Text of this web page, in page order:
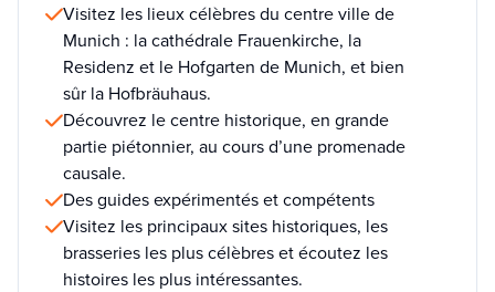
Visitez les lieux célèbres du centre ville de
Munich : la cathédrale Frauenkirche, la
Residenz et le Hofgarten de Munich, et bien
sûr la Hofbräuhaus.
Découvrez le centre historique, en grande
partie piétonnier, au cours d’une promenade
causale.
Des guides expérimentés et compétents
Visitez les principaux sites historiques, les
brasseries les plus célèbres et écoutez les
histoires les plus intéressantes.